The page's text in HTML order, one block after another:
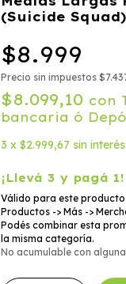
(Suicide Squad)
$8.999
Precio sin impuestos
$8.099,10 con
bancaria ó
3 x $2.999,67 sin interés
¡Llevá 3 y pagá 1!
Válido para este
Productos -> Más ->
Podés combinar esta
la misma categoría.
No acumulable con